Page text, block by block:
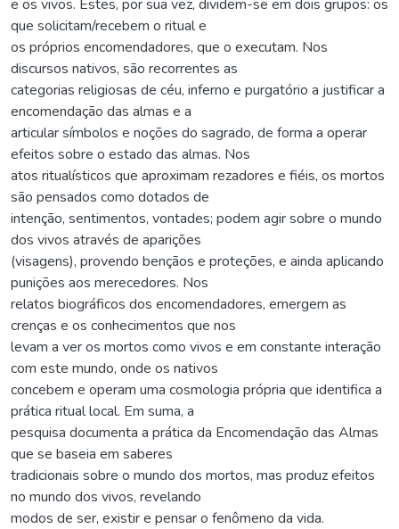
e os vivos. Estes, por sua vez, dividem-se em dois grupos: os
que solicitam/recebem o ritual e
os próprios encomendadores, que o executam. Nos
discursos nativos, são recorrentes as
categorias religiosas de céu, inferno e purgatório a justificar a
encomendação das almas e a
articular símbolos e noções do sagrado, de forma a operar
efeitos sobre o estado das almas. Nos
atos ritualísticos que aproximam rezadores e fiéis, os mortos
são pensados como dotados de
intenção, sentimentos, vontades; podem agir sobre o mundo
dos vivos através de aparições
(visagens), provendo bençãos e proteções, e ainda aplicando
punições aos merecedores. Nos
relatos biográficos dos encomendadores, emergem as
crenças e os conhecimentos que nos
levam a ver os mortos como vivos e em constante interação
com este mundo, onde os nativos
concebem e operam uma cosmologia própria que identifica a
prática ritual local. Em suma, a
pesquisa documenta a prática da Encomendação das Almas
que se baseia em saberes
tradicionais sobre o mundo dos mortos, mas produz efeitos
no mundo dos vivos, revelando
modos de ser, existir e pensar o fenômeno da vida.